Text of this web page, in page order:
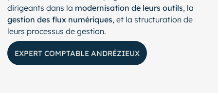
dirigeants dans la modernisation de leurs outils, la
gestion des flux numériques, et la structuration de
leurs processus de gestion.
EXPERT COMPTABLE ANDRÉZIEUX